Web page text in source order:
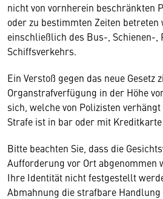
nicht von vornherein beschränkten
oder zu bestimmten Zeiten betreten
einschließlich des Bus-, Schienen-,
Schiffsverkehrs.
Ein Verstoß gegen das neue Gesetz
Organstrafverfügung in der Höhe
sich, welche von Polizisten
Strafe ist in bar oder mit Kreditkarte
Bitte beachten Sie, dass die
Aufforderung vor Ort abgenommen
Ihre Identität nicht festgestellt
Abmahnung die strafbare